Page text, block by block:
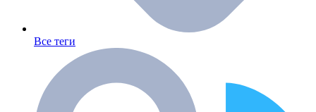
Все теги